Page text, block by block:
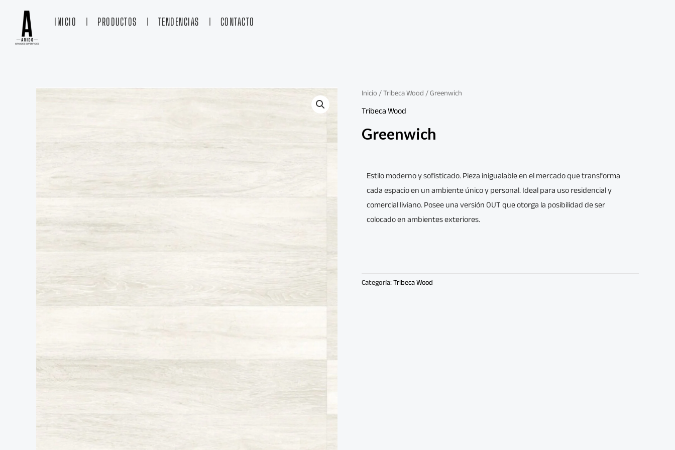
contenido
INICIO PRODUCTOS TENDENCIAS CONTACTO
Inicio/Tribeca Wood/ Greenwich
Tribeca Wood
Greenwich
Estilo moderno y sofisticado. Pieza inigualable en el mercado que transforma
cada espacio en un ambiente único y personal. Ideal para uso residencial y
comercial liviano. Posee una versión OUT que otorga la posibilidad de ser
colocado en ambientes exteriores.
Categoría:Tribeca Wood